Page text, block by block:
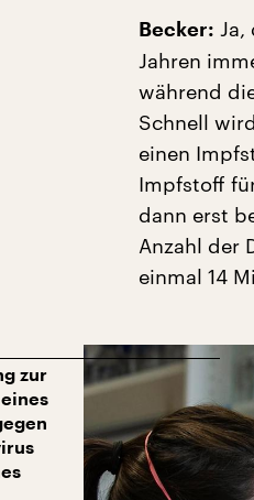
Becker: Ja,
Jahren
während
Schnell
einen
Impfstoff
dann erst
Anzahl der
einmal 14
zur